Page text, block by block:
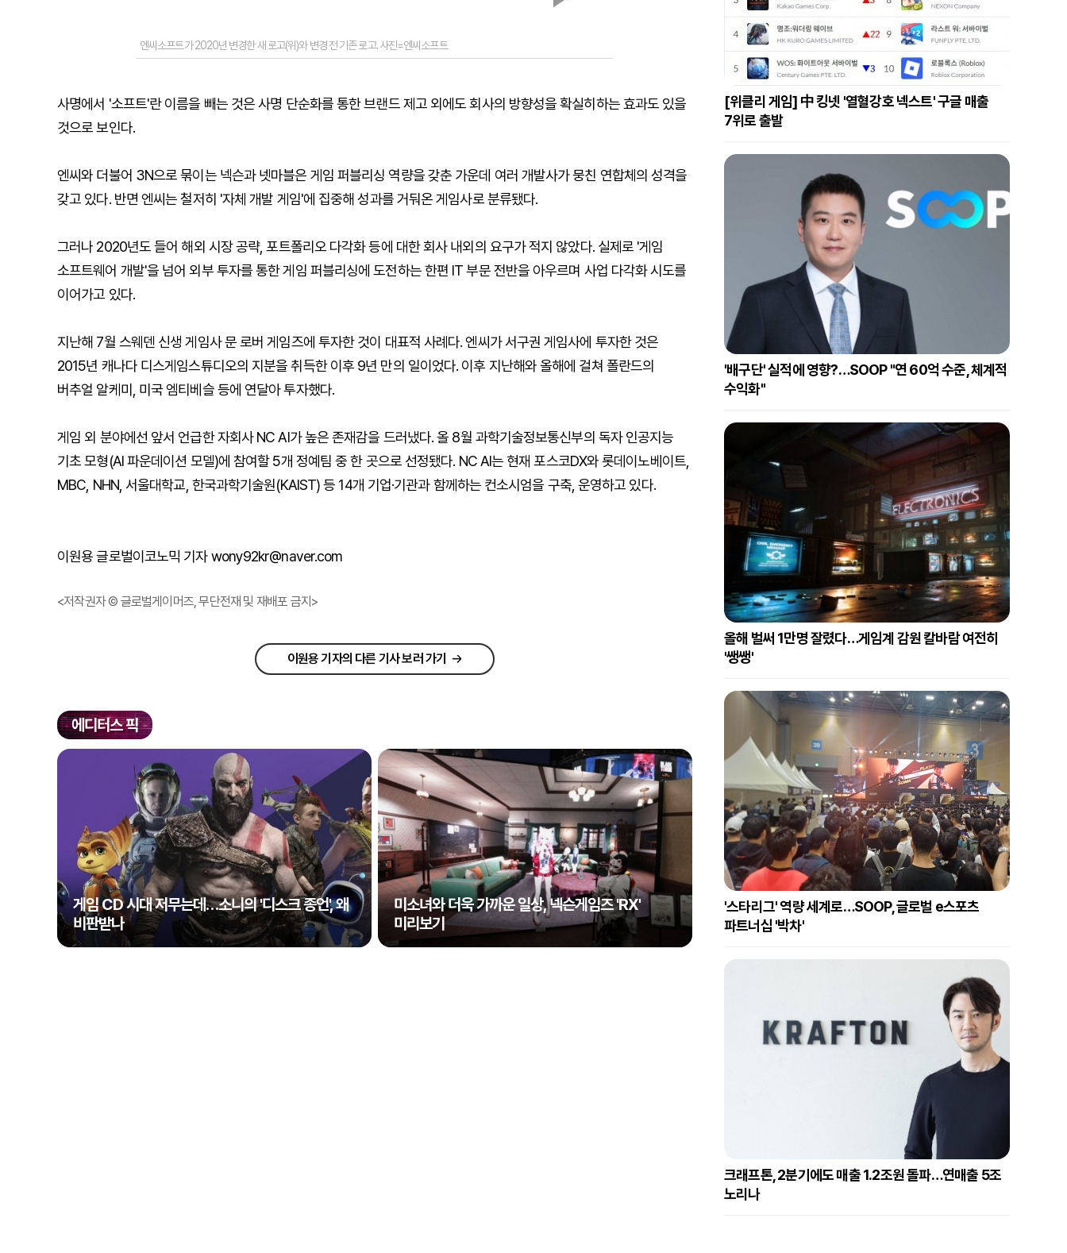
엔씨소프트가 2020년 변경한 새 로고(위)와 변경 전 기존 로고. 사진=엔씨소프트
사명에서 '소프트'란 이름을 빼는 것은 사명 단순화를 통한 브랜드 제고 외에도 회사의 방향성을 확실히하는 효과도 있을
것으로 보인다.
엔씨와 더불어 3N으로 묶이는 넥슨과 넷마블은 게임 퍼블리싱 역량을 갖춘 가운데 여러 개발사가 뭉친 연합체의 성격을
갖고 있다. 반면 엔씨는 철저히 '자체 개발 게임'에 집중해 성과를 거둬온 게임사로 분류됐다.
그러나 2020년도 들어 해외 시장 공략, 포트폴리오 다각화 등에 대한 회사 내외의 요구가 적지 않았다. 실제로 '게임
소프트웨어 개발'을 넘어 외부 투자를 통한 게임 퍼블리싱에 도전하는 한편 IT 부문 전반을 아우르며 사업 다각화 시도를
이어가고 있다.
지난해 7월 스웨덴 신생 게임사 문 로버 게임즈에 투자한 것이 대표적 사례다. 엔씨가 서구권 게임사에 투자한 것은
2015년 캐나다 디스게임스튜디오의 지분을 취득한 이후 9년 만의 일이었다. 이후 지난해와 올해에 걸쳐 폴란드의
버추얼 알케미, 미국 엠티베슬 등에 연달아 투자했다.
게임 외 분야에선 앞서 언급한 자회사 NC AI가 높은 존재감을 드러냈다. 올 8월 과학기술정보통신부의 독자 인공지능
기초 모형(AI 파운데이션 모델)에 참여할 5개 정예팀 중 한 곳으로 선정됐다. NC AI는 현재 포스코DX와 롯데이노베이트,
MBC, NHN, 서울대학교, 한국과학기술원(KAIST) 등 14개 기업·기관과 함께하는 컨소시엄을 구축, 운영하고 있다.
이원용 글로벌이코노믹 기자 wony92kr@naver.com
<저작권자 © 글로벌게이머즈, 무단전재 및 재배포 금지>
이원용 기자의 다른 기사 보러 가기
에디터스 픽
게임 CD 시대 저무는데…소니의 '디스크 종언', 왜
비판받나
미소녀와 더욱 가까운 일상, 넥슨게임즈 'RX'
미리보기
[위클리 게임] 中 킹넷 '열혈강호 넥스트' 구글 매출
7위로 출발
'배구단' 실적에 영향?…SOOP "연 60억 수준, 체계적
수익화"
올해 벌써 1만명 잘렸다…게임계 감원 칼바람 여전히
'쌩쌩'
'스타리그' 역량 세계로…SOOP, 글로벌 e스포츠
파트너십 '박차'
크래프톤, 2분기에도 매출 1.2조원 돌파…연매출 5조
노리나